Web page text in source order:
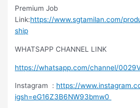
Premium Job
Link:https://www.sgtamilan.com/
ship
WHATSAPP CHANNEL LINK
https://whatsapp.com/channel/
Instagram : https://
igsh=eG16Z3B6NW93bmw0